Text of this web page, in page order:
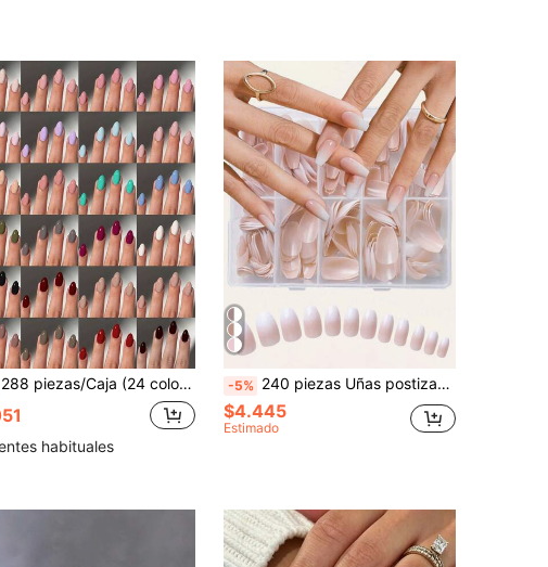
288 piezas/Caja (24 colores surtidos) Puntas de uñas ovaladas cortas de unicolor brillante, juego de uñas postizas acrílicas. Incluye 4 piezas de pegamento de gelatina y 2 limas de uñas. Uñas
habituales
-5% 240 piezas Uñas postizas cortas de color rosa, blanco francés, almendra mediana, punta cuadrada, brillante, para rostro (rojo, negro, azul claro, azul, blanco, uñas de prensa con forma de almendra, uñas acrílicas para niñas jóvenes, kit de uñas de almendra transparente como idea de regalo. Uñas de prensa con forma de almendra, uñas acrílicas para niñas jóvenes, kit de uñas de almendra transparente como idea de regalo, uñas de almendra, uñas de pato, uñas de ataúd, uñas de verano, uñas con puntas francesas, suministros de uñas)
$4.445
Estimado